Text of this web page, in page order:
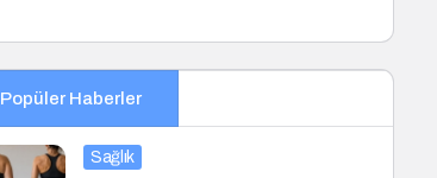
Popüler Haberler
Sağlık